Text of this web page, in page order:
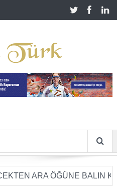
ÖĞÜNE BALIN